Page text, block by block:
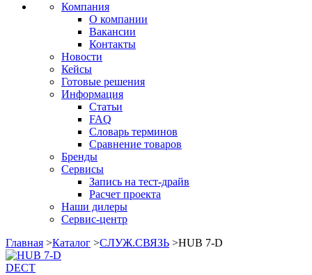
Компания
О компании
Вакансии
Контакты
Новости
Кейсы
Готовые решения
Информация
Статьи
FAQ
Словарь терминов
Сравнение товаров
Бренды
Сервисы
Запись на тест-драйв
Расчет проекта
Наши дилеры
Сервис-центр
Главная >Каталог >СЛУЖ.СВЯЗЬ >HUB 7-D
DECT